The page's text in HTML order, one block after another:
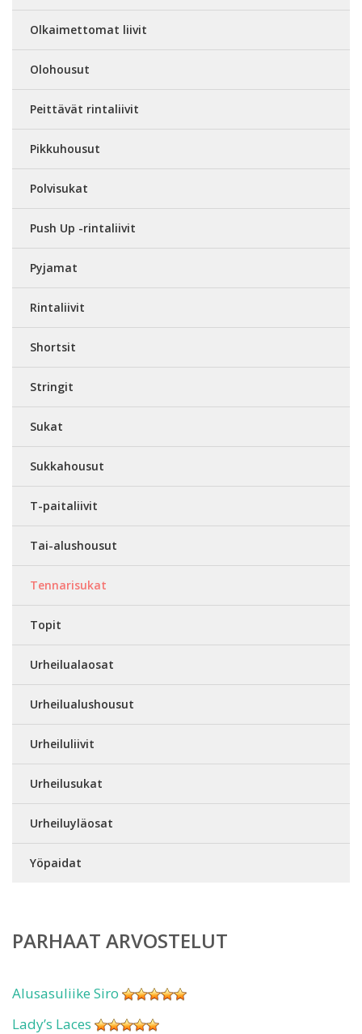
Olkaimettomat liivit
Olohousut
Peittävät rintaliivit
Pikkuhousut
Polvisukat
Push Up -rintaliivit
Pyjamat
Rintaliivit
Shortsit
Stringit
Sukat
Sukkahousut
T-paitaliivit
Tai-alushousut
Tennarisukat
Topit
Urheilualaosat
Urheilualushousut
Urheiluliivit
Urheilusukat
Urheiluyläosat
Yöpaidat
PARHAAT ARVOSTELUT
Alusasuliike Siro
Lady’s Laces